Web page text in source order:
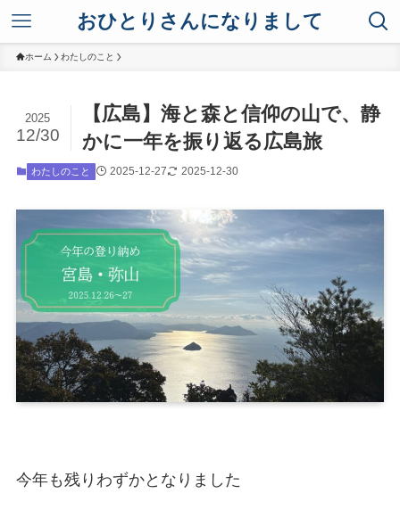
おひとりさんになりまして
ホーム わたしのこと
【広島】海と森と信仰の山で、静
かに一年を振り返る広島旅
2025
12/30
わたしのこと 2025-12-27 2025-12-30
今年も残りわずかとなりました